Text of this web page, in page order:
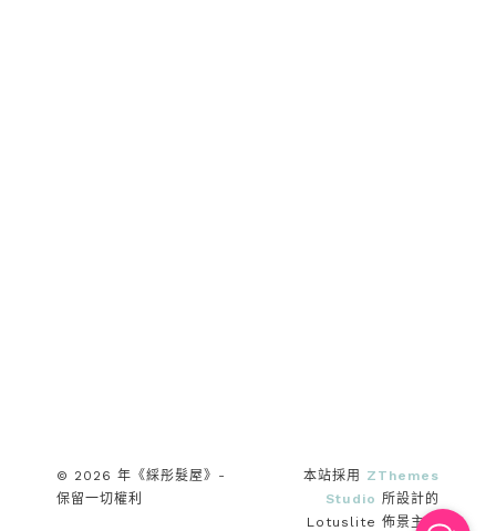
© 2026 年《綵彤髮屋》-
保留一切權利
本站採用 ZThemes
Studio 所設計的
Lotuslite 佈景主題